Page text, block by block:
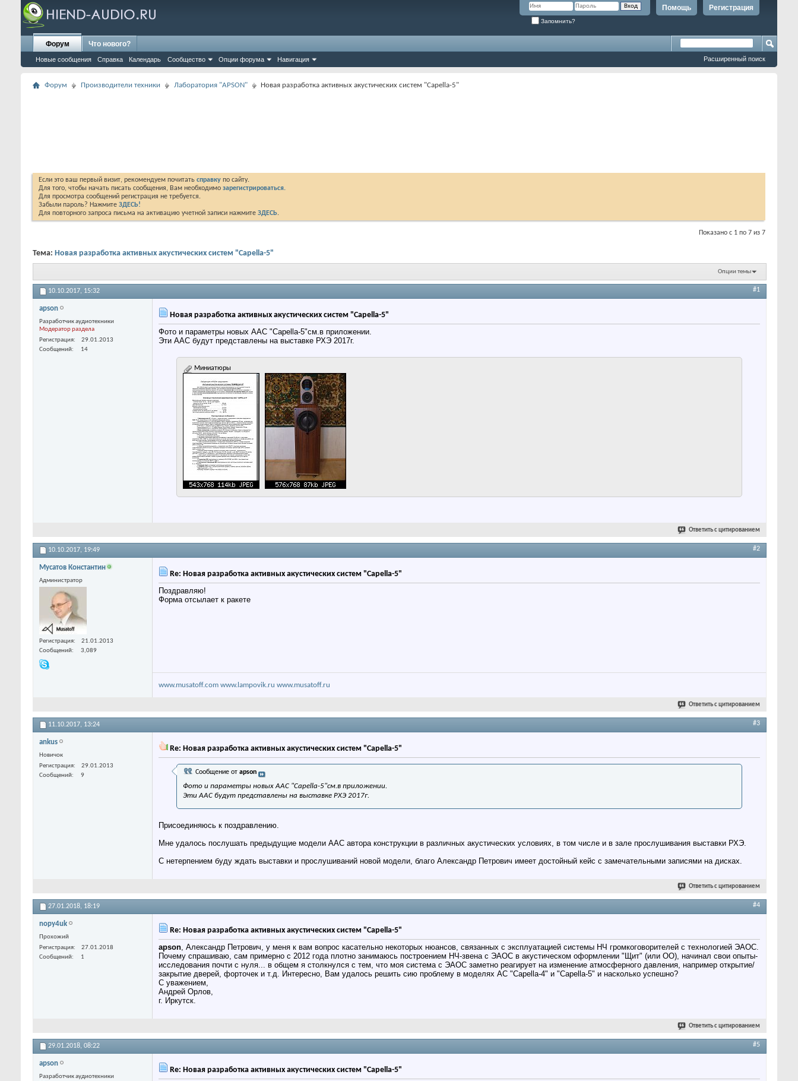
Регистрация
Помощь
Запомнить?
Форум
Новые сообщения Справка Календарь Сообщество Опции форума Навигация
Что нового?
Расширенный поиск
Форум Производители техники Лаборатория "APSON" Новая разработка активных акустических систем "Capella-5"
Если это ваш первый визит, рекомендуем почитать справку по сайту.
Для того, чтобы начать писать сообщения, Вам необходимо зарегистрироваться.
Для просмотра сообщений регистрация не требуется.
Забыли пароль? Нажмите ЗДЕСЬ!
Для повторного запроса письма на активацию учетной записи нажмите ЗДЕСЬ.
Показано с 1 по 7 из 7
Тема: Новая разработка активных акустических систем "Capella-5"
Опции темы
10.10.2017, 15:32 #1
apson
Разработчик аудиотехники
Модератор раздела
Регистрация
29.01.2013
Сообщений
14
Новая разработка активных акустических систем "Capella-5"
Фото и параметры новых ААС "Capella-5"см.в приложении.
Эти ААС будут представлены на выставке РХЭ 2017г.
Миниатюры
Ответить с цитированием
10.10.2017, 19:49 #2
Мусатов Константин
Администратор
Регистрация
21.01.2013
Сообщений
3,089
Re: Новая разработка активных акустических систем "Capella-5"
Поздравляю!
Форма отсылает к ракете
www.musatoff.com www.lampovik.ru www.musatoff.ru
Ответить с цитированием
11.10.2017, 13:24 #3
ankus
Новичок
Регистрация
29.01.2013
Сообщений
9
Re: Новая разработка активных акустических систем "Capella-5"
Сообщение от apson
Фото и параметры новых ААС "Capella-5"см.в приложении.
Эти ААС будут представлены на выставке РХЭ 2017г.
Присоединяюсь к поздравлению.
Мне удалось послушать предыдущие модели ААС автора конструкции в различных акустических условиях, в том числе и в зале прослушивания выставки РХЭ.
С нетерпением буду ждать выставки и прослушиваний новой модели, благо Александр Петрович имеет достойный кейс с замечательными записями на дисках.
Ответить с цитированием
27.01.2018, 18:19 #4
nopy4uk
Прохожий
Регистрация
27.01.2018
Сообщений
1
Re: Новая разработка активных акустических систем "Capella-5"
apson , Александр Петрович, у меня к вам вопрос касательно некоторых нюансов, связанных с эксплуатацией системы НЧ громкоговорителей с технологией ЭАОС.
Почему спрашиваю, сам примерно с 2012 года плотно занимаюсь построением НЧ-звена с ЭАОС в акустическом оформлении "Щит" (или ОО), начинал свои опыты-
исследования почти с нуля... в общем я столкнулся с тем, что моя система с ЭАОС заметно реагирует на изменение атмосферного давления, например открытие/
закрытие дверей, форточек и т.д. Интересно, Вам удалось решить сию проблему в моделях АС "Capella-4" и "Capella-5" и насколько успешно?
С уважением,
Андрей Орлов,
г. Иркутск.
Ответить с цитированием
29.01.2018, 08:22 #5
apson
Разработчик аудиотехники
Re: Новая разработка активных акустических систем "Capella-5"